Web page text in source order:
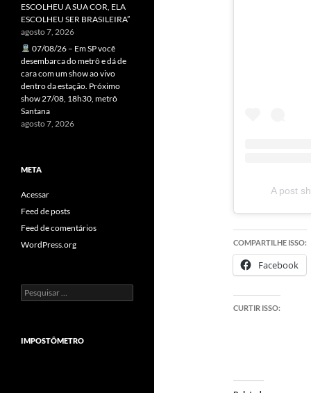
A post
COMPARTILHE ISSO:
Facebook
CURTIR ISSO:
ESCOLHEU A SUA COR, ELA
ESCOLHEU SER BRASILEIRA”
agosto 7, 2026
07/08/26 – Em SP você
desembarca do metrô e dá de
cara com um show ao vivo
dentro da estação. Próximo
show 27/08, 18h30, metrô
Santana
agosto 7, 2026
META
Acessar
Feed de posts
Feed de comentários
WordPress.org
Pesquisar
por:
IMPOSTÔMETRO